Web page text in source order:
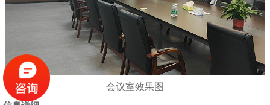
会议室效果图